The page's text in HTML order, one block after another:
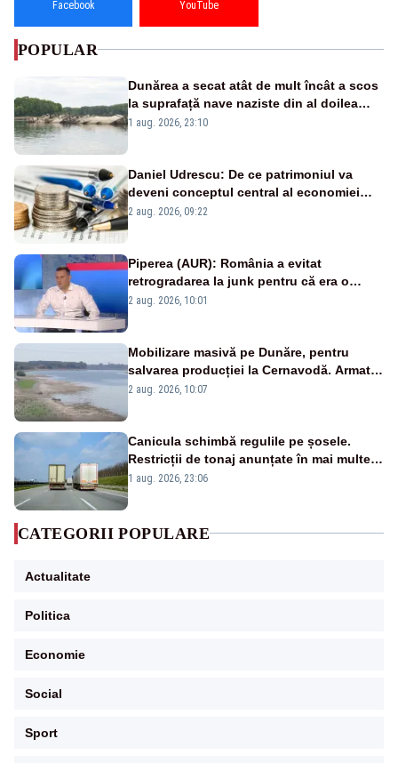
Facebook YouTube
POPULAR
Dunărea a secat atât de mult încât a scos
la suprafață nave naziste din al doilea
război mondial
1 aug. 2026, 23:10
Daniel Udrescu: De ce patrimoniul va
deveni conceptul central al economiei
viitoare?
2 aug. 2026, 09:22
Piperea (AUR): România a evitat
retrogradarea la junk pentru că era o
catastrofă pentru bănci și fondurile de
2 aug. 2026, 10:01
Mobilizare masivă pe Dunăre, pentru
salvarea producției la Cernavodă. Armata
va detona o stâncă și va devia apa
2 aug. 2026, 10:07
Canicula schimbă regulile pe șosele.
Restricții de tonaj anunțate în mai multe
județe
1 aug. 2026, 23:06
CATEGORII POPULARE
Actualitate
Politica
Economie
Social
Sport